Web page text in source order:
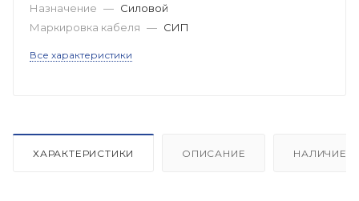
Назначение — Силовой
Маркировка кабеля — СИП
Все характеристики
ХАРАКТЕРИСТИКИ ОПИСАНИЕ НАЛИЧИЕ